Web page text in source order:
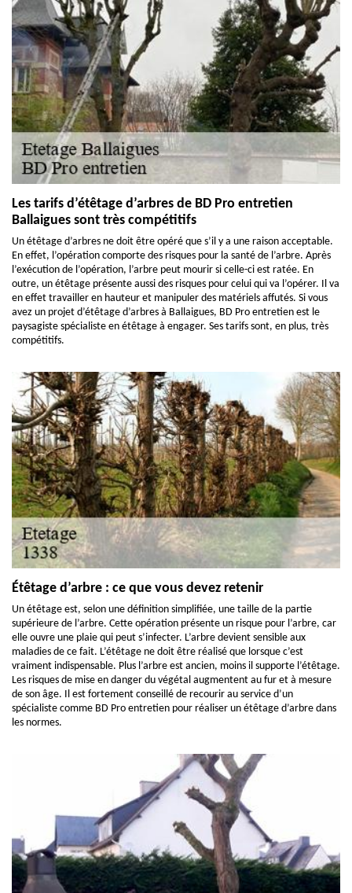
Les tarifs d’étêtage d’arbres de BD Pro entretien
Ballaigues sont très compétitifs
Un étêtage d’arbres ne doit être opéré que s’il y a une raison acceptable.
En effet, l’opération comporte des risques pour la santé de l’arbre. Après
l’exécution de l’opération, l’arbre peut mourir si celle-ci est ratée. En
outre, un étêtage présente aussi des risques pour celui qui va l’opérer. Il va
en effet travailler en hauteur et manipuler des matériels affutés. Si vous
avez un projet d’étêtage d’arbres à Ballaigues, BD Pro entretien est le
paysagiste spécialiste en étêtage à engager. Ses tarifs sont, en plus, très
compétitifs.
Étêtage d’arbre : ce que vous devez retenir
Un étêtage est, selon une définition simplifiée, une taille de la partie
supérieure de l’arbre. Cette opération présente un risque pour l’arbre, car
elle ouvre une plaie qui peut s’infecter. L’arbre devient sensible aux
maladies de ce fait. L’étêtage ne doit être réalisé que lorsque c’est
vraiment indispensable. Plus l’arbre est ancien, moins il supporte l’étêtage.
Les risques de mise en danger du végétal augmentent au fur et à mesure
de son âge. Il est fortement conseillé de recourir au service d’un
spécialiste comme BD Pro entretien pour réaliser un étêtage d’arbre dans
les normes.